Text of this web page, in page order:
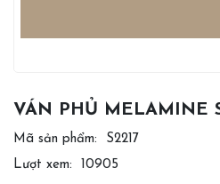
VÁN PHỦ MELAMINE
Mã sản phẩm:
S2217
Lượt xem:
10905